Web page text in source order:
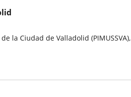
la Ciudad de Valladolid